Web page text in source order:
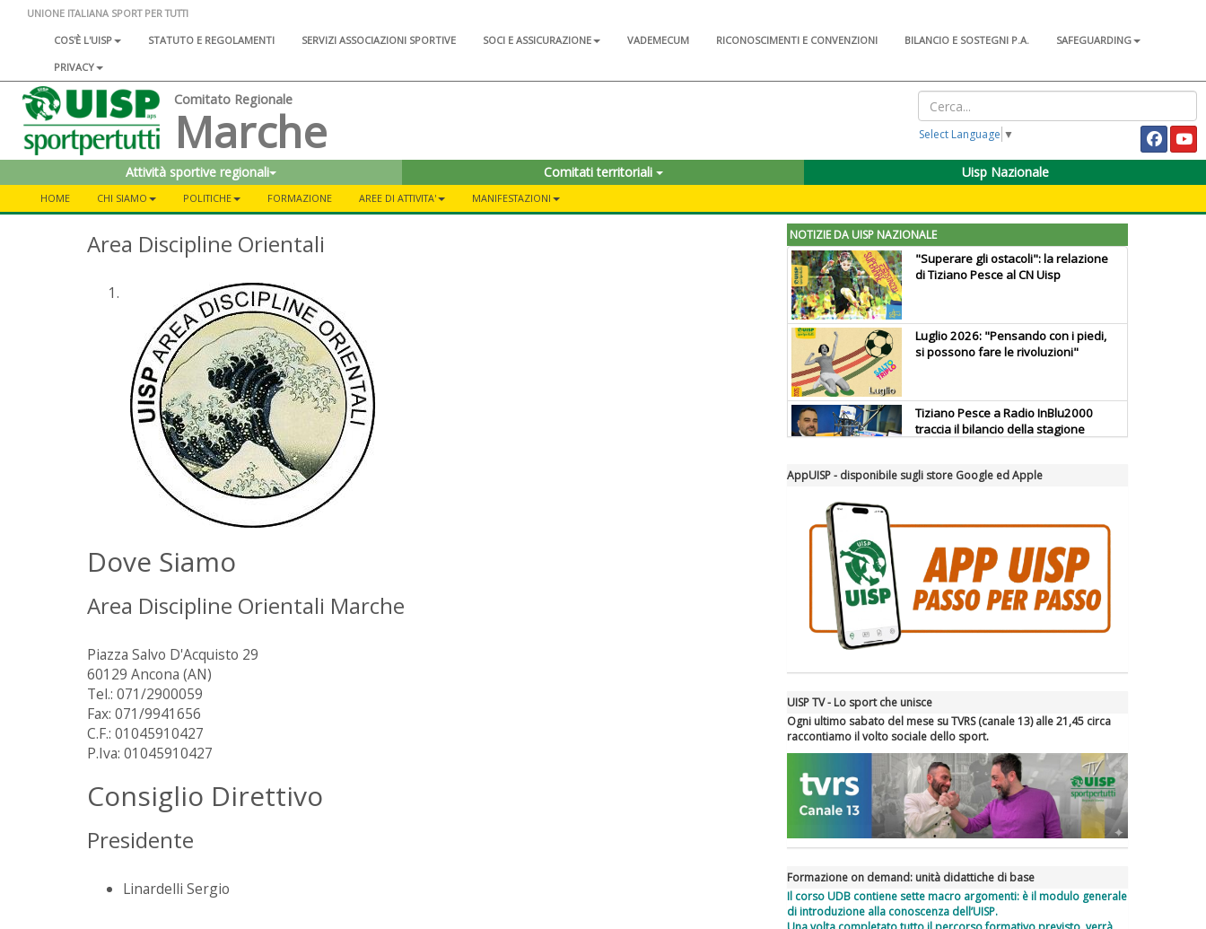
UNIONE ITALIANA SPORT PER TUTTI
COS'È L'UISP
STATUTO E REGOLAMENTI SERVIZI ASSOCIAZIONI SPORTIVE SOCI E ASSICURAZIONE VADEMECUM RICONOSCIMENTI E CONVENZIONI BILANCIO E SOSTEGNI P.A.
SAFEGUARDING
PRIVACY
Comitato Regionale
Marche Select Language ▼
Attività sportive regionali Comitati territoriali Uisp Nazionale
HOME CHI SIAMO POLITICHE FORMAZIONE AREE DI ATTIVITA' MANIFESTAZIONI
Area Discipline Orientali
Dove Siamo
Area Discipline Orientali Marche
Piazza Salvo D'Acquisto 29
60129 Ancona (AN)
Tel.: 071/2900059
Fax: 071/9941656
C.F.: 01045910427
P.Iva: 01045910427
Consiglio Direttivo
Presidente
Linardelli Sergio
NOTIZIE DA UISP NAZIONALE
"Superare gli ostacoli": la relazione
di Tiziano Pesce al CN Uisp
Luglio 2026: "Pensando con i piedi,
si possono fare le rivoluzioni"
Tiziano Pesce a Radio InBlu2000
traccia il bilancio della stagione
La formazione Uisp rallenta ma
prosegue anche in estate
a Roma
AppUISP - disponibile sugli store Google ed Apple
UISP TV - Lo sport che unisce
Ogni ultimo sabato del mese su TVRS (canale 13) alle 21,45 circa
raccontiamo il volto sociale dello sport.
Formazione on demand: unità didattiche di base
Il corso UDB contiene sette macro argomenti: è il modulo generale
di introduzione alla conoscenza dell’UISP.